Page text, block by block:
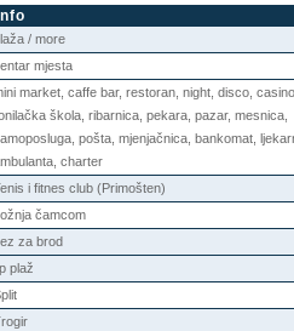
Info
/ more
mjesta
market, caffe bar, restoran, night, disco,
škola, ribarnica, pekara, pazar, mesnica,
pošta, mjenjačnica, bankomat,
charter
i fitnes club (Primošten)
čamcom
za brod
plaž